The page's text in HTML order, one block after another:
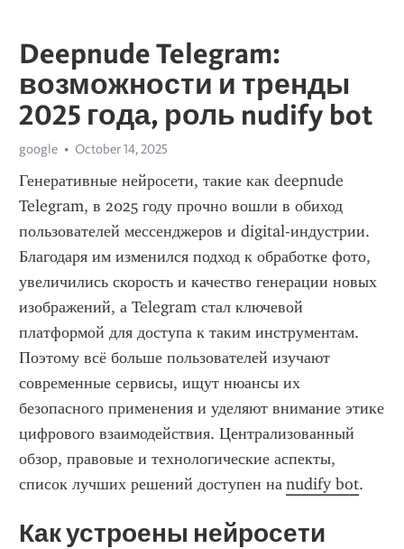
Deepnude Telegram:
возможности и тренды
2025 года, роль nudify bot
google October 14, 2025
Генеративные нейросети, такие как deepnude
Telegram, в 2025 году прочно вошли в обиход
пользователей мессенджеров и digital-индустрии.
Благодаря им изменился подход к обработке фото,
увеличились скорость и качество генерации новых
изображений, а Telegram стал ключевой
платформой для доступа к таким инструментам.
Поэтому всё больше пользователей изучают
современные сервисы, ищут нюансы их
безопасного применения и уделяют внимание этике
цифрового взаимодействия. Централизованный
обзор, правовые и технологические аспекты,
список лучших решений доступен на nudify bot. ​
Как устроены нейросети